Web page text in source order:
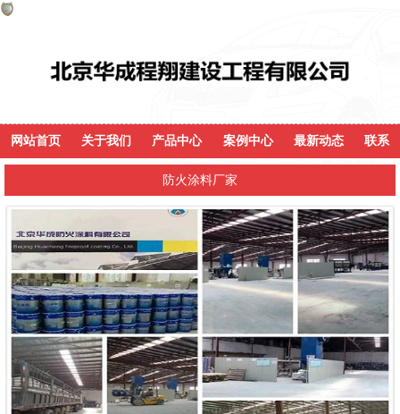
网站首页 关于我们 产品中心 案例中心 最新动态 联系
防火涂料厂家